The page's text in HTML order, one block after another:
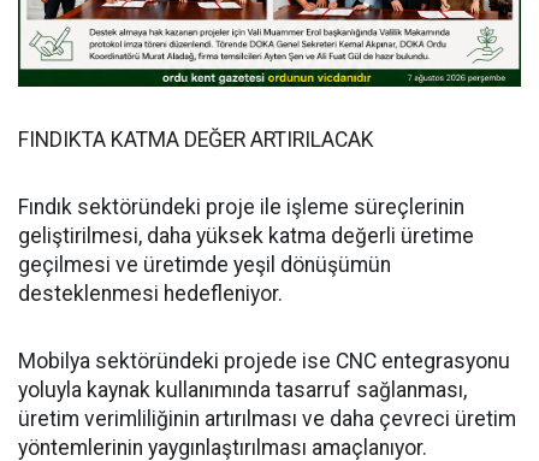
FINDIKTA KATMA DEĞER ARTIRILACAK
Fındık sektöründeki proje ile işleme süreçlerinin
geliştirilmesi, daha yüksek katma değerli üretime
geçilmesi ve üretimde yeşil dönüşümün
desteklenmesi hedefleniyor.
Mobilya sektöründeki projede ise CNC entegrasyonu
yoluyla kaynak kullanımında tasarruf sağlanması,
üretim verimliliğinin artırılması ve daha çevreci üretim
yöntemlerinin yaygınlaştırılması amaçlanıyor.